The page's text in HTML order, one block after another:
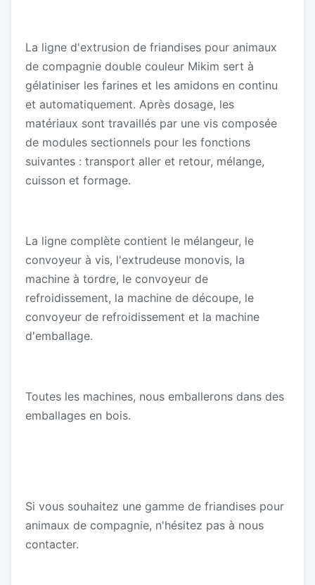
La ligne d'extrusion de friandises pour animaux
de compagnie double couleur Mikim sert à
gélatiniser les farines et les amidons en continu
et automatiquement. Après dosage, les
matériaux sont travaillés par une vis composée
de modules sectionnels pour les fonctions
suivantes : transport aller et retour, mélange,
cuisson et formage.
La ligne complète contient le mélangeur, le
convoyeur à vis, l'extrudeuse monovis, la
machine à tordre, le convoyeur de
refroidissement, la machine de découpe, le
convoyeur de refroidissement et la machine
d'emballage.
Toutes les machines, nous emballerons dans des
emballages en bois.
Si vous souhaitez une gamme de friandises pour
animaux de compagnie, n'hésitez pas à nous
contacter.